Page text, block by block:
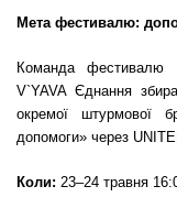
Мета фестивалю:
Команда фестивалю
V`YAVA Єднання
окремої штурмової
допомоги» через
Коли: 23–24 травня